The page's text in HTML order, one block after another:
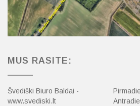
MUS RASITE:
Švediški Biuro Baldai -
www.svediski.lt